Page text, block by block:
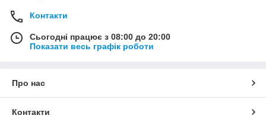
Контакти
Сьогодні працює з 08:00 до 20:00
Показати весь графік роботи
Про нас
Контакти